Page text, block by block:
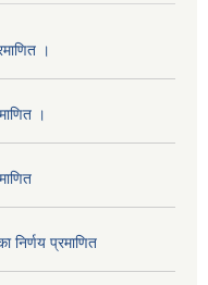
।
।
निर्णय प्रमाणित